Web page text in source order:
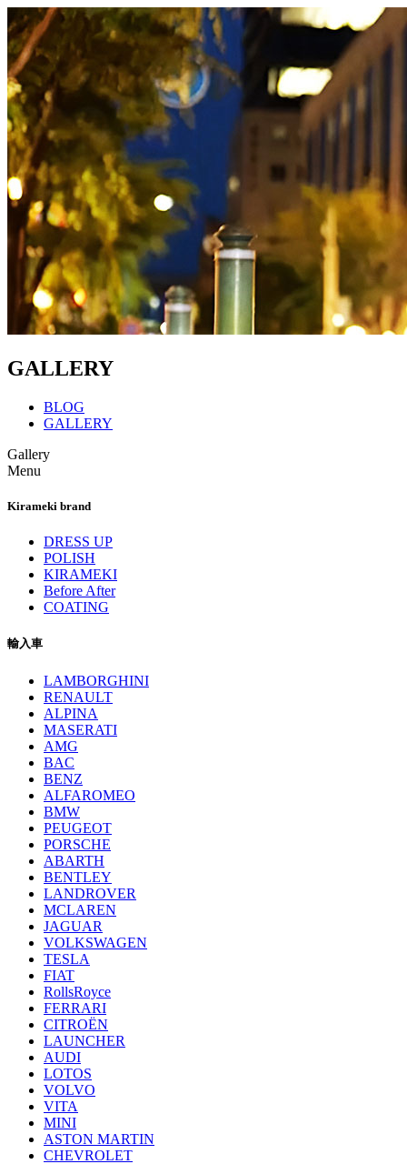
GALLERY
BLOG
GALLERY
Gallery
Menu
Kirameki brand
DRESS UP
POLISH
KIRAMEKI
Before After
COATING
輸入車
LAMBORGHINI
RENAULT
ALPINA
MASERATI
AMG
BAC
BENZ
ALFAROMEO
BMW
PEUGEOT
PORSCHE
ABARTH
BENTLEY
LANDROVER
MCLAREN
JAGUAR
VOLKSWAGEN
TESLA
FIAT
RollsRoyce
FERRARI
CITROËN
LAUNCHER
AUDI
LOTOS
VOLVO
VITA
MINI
ASTON MARTIN
CHEVROLET